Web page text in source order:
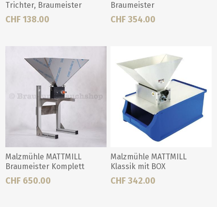
Trichter, Braumeister
CHF 138.00
Braumeister
CHF 354.00
Malzmühle MATTMILL
Braumeister Komplett
CHF 650.00
Malzmühle MATTMILL
Klassik mit BOX
CHF 342.00